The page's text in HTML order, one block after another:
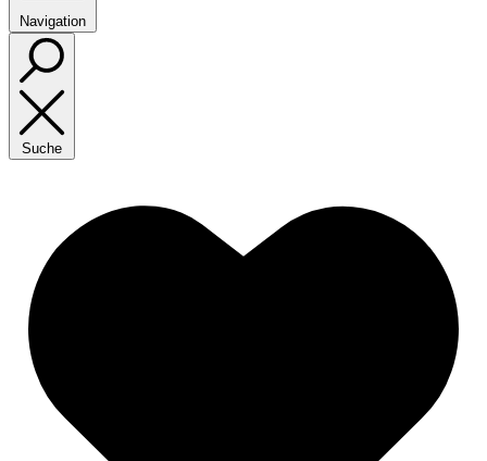
Navigation
Suche